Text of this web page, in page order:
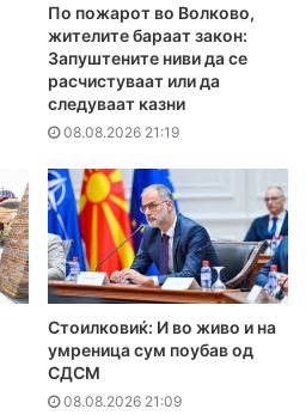
По пожарот во Волково,
жителите бараат закон:
Запуштените ниви да се
расчистуваат или да
следуваат казни
08.08.2026 21:19
Стоилковиќ: И во живо и на
умреница сум поубав од
СДСМ
08.08.2026 21:09